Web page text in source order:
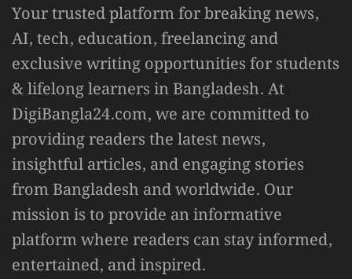
Your trusted platform for breaking news,
AI, tech, education, freelancing and
exclusive writing opportunities for students
& lifelong learners in Bangladesh. At
DigiBangla24.com, we are committed to
providing readers the latest news,
insightful articles, and engaging stories
from Bangladesh and worldwide. Our
mission is to provide an informative
platform where readers can stay informed,
entertained, and inspired.